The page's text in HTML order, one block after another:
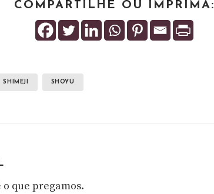
COMPARTILHE OU IMPRIMA:
SHIMEJI SHOYU
que pregamos.